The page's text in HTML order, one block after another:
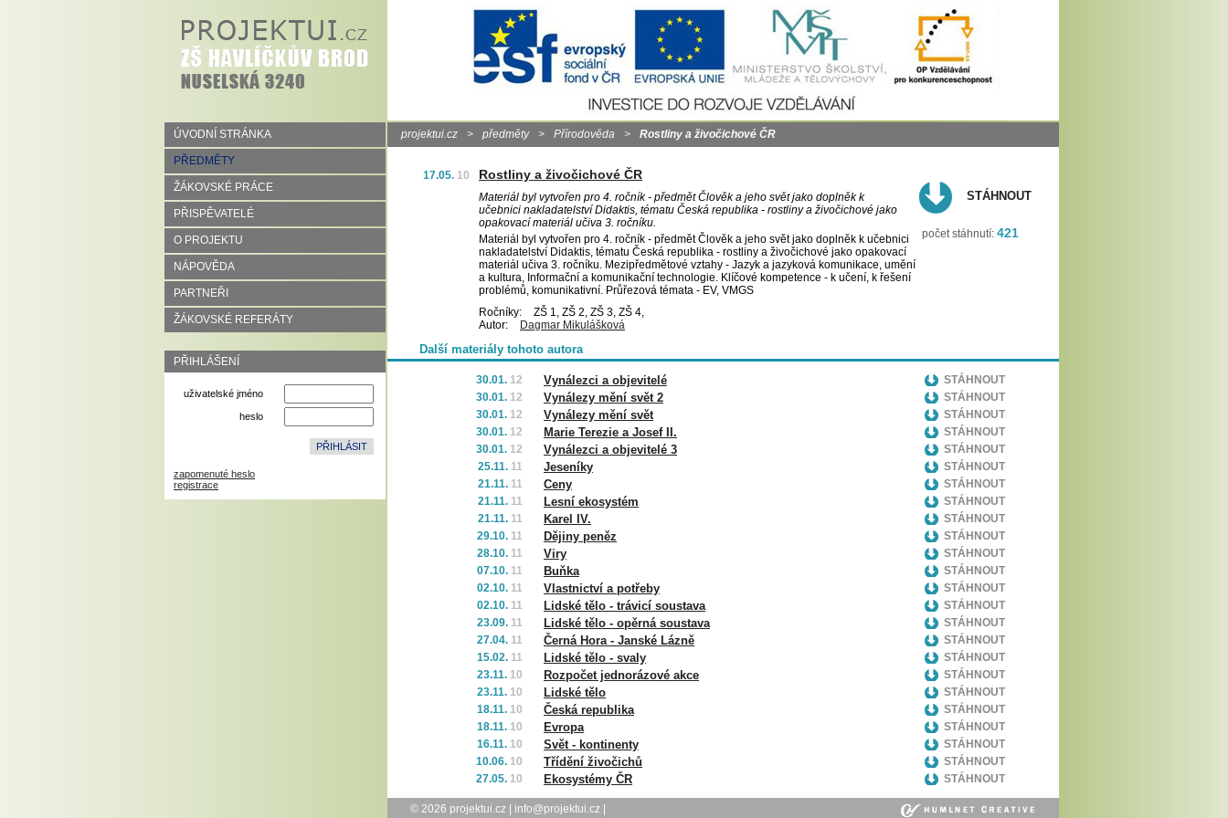
ÚVODNÍ STRÁNKA
PŘEDMĚTY
ŽÁKOVSKÉ PRÁCE
PŘISPĚVATELÉ
O PROJEKTU
NÁPOVĚDA
PARTNEŘI
ŽÁKOVSKÉ REFERÁTY
PŘIHLÁŠENÍ
uživatelské jméno
heslo
zapomenuté heslo
registrace
projektui.cz > předměty > Přírodověda > Rostliny a živočichové ČR
17.05. 10 Rostliny a živočichové ČR
Materiál byl vytvořen pro 4. ročník - předmět Člověk a jeho svět jako doplněk k
učebnici nakladatelství Didaktis, tématu Česká republika - rostliny a živočichové jako
opakovací materiál učiva 3. ročníku.
Materiál byl vytvořen pro 4. ročník - předmět Člověk a jeho svět jako doplněk k učebnici
nakladatelství Didaktis, tématu Česká republika - rostliny a živočichové jako opakovací
materiál učiva 3. ročníku. Mezipředmětové vztahy - Jazyk a jazyková komunikace, umění
a kultura, Informační a komunikační technologie. Klíčové kompetence - k učení, k řešení
problémů, komunikativní. Průřezová témata - EV, VMGS
Ročníky:
ZŠ 1, ZŠ 2, ZŠ 3, ZŠ 4,
Autor:
Dagmar Mikulášková
STÁHNOUT
počet stáhnutí: 421
Další materiály tohoto autora
30.01. 12 Vynálezci a objevitelé
STÁHNOUT
30.01. 12 Vynálezy mění svět 2
STÁHNOUT
30.01. 12 Vynálezy mění svět
STÁHNOUT
30.01. 12 Marie Terezie a Josef II.
STÁHNOUT
30.01. 12 Vynálezci a objevitelé 3
STÁHNOUT
25.11. 11 Jeseníky
STÁHNOUT
21.11. 11 Ceny
STÁHNOUT
21.11. 11 Lesní ekosystém
STÁHNOUT
21.11. 11 Karel IV.
STÁHNOUT
29.10. 11 Dějiny peněz
STÁHNOUT
28.10. 11 Viry
STÁHNOUT
07.10. 11 Buňka
STÁHNOUT
02.10. 11 Vlastnictví a potřeby
STÁHNOUT
02.10. 11 Lidské tělo - trávicí soustava
STÁHNOUT
23.09. 11 Lidské tělo - opěrná soustava
STÁHNOUT
27.04. 11 Černá Hora - Janské Lázně
STÁHNOUT
15.02. 11 Lidské tělo - svaly
STÁHNOUT
23.11. 10 Rozpočet jednorázové akce
STÁHNOUT
23.11. 10 Lidské tělo
STÁHNOUT
18.11. 10 Česká republika
STÁHNOUT
18.11. 10 Evropa
STÁHNOUT
16.11. 10 Svět - kontinenty
STÁHNOUT
10.06. 10 Třídění živočichů
STÁHNOUT
27.05. 10 Ekosystémy ČR STÁHNOUT
© 2026 projektui.cz info@projektui.cz